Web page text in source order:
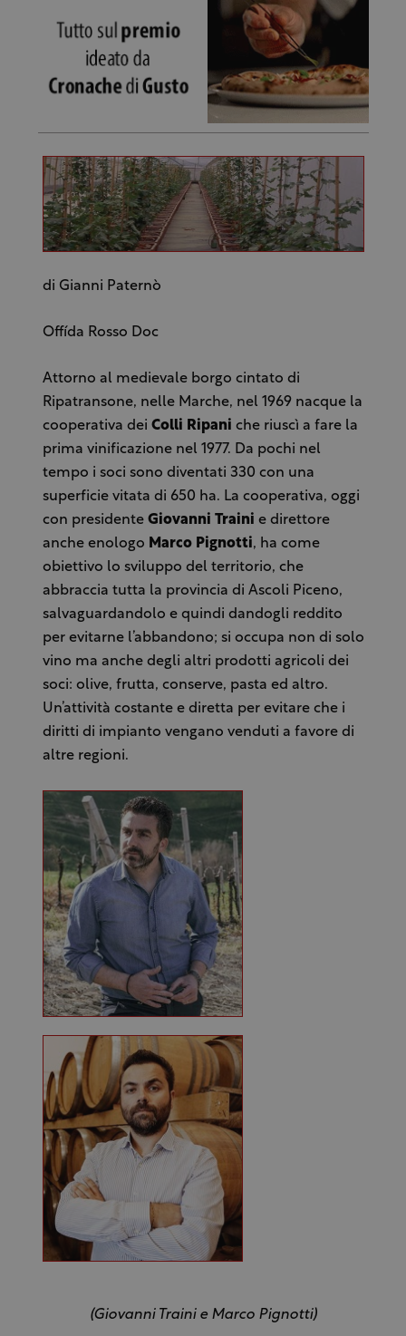
di Gianni Paternò
Offída Rosso Doc
Attorno al medievale borgo cintato di
Ripatransone, nelle Marche, nel 1969 nacque la
cooperativa dei Colli Ripani che riuscì a fare la
prima vinificazione nel 1977. Da pochi nel
tempo i soci sono diventati 330 con una
superficie vitata di 650 ha. La cooperativa, oggi
con presidente Giovanni Traini e direttore
anche enologo Marco Pignotti, ha come
obiettivo lo sviluppo del territorio, che
abbraccia tutta la provincia di Ascoli Piceno,
salvaguardandolo e quindi dandogli reddito
per evitarne l’abbandono; si occupa non di solo
vino ma anche degli altri prodotti agricoli dei
soci: olive, frutta, conserve, pasta ed altro.
Un’attività costante e diretta per evitare che i
diritti di impianto vengano venduti a favore di
altre regioni.
(Giovanni Traini e Marco Pignotti)